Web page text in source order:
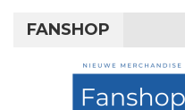
FANSHOP